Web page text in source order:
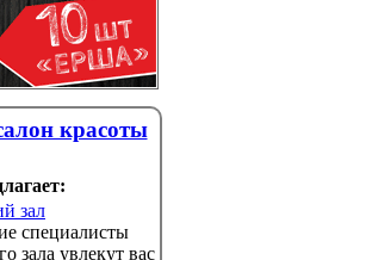
красоты
зал
специалисты
зала увлекут вас